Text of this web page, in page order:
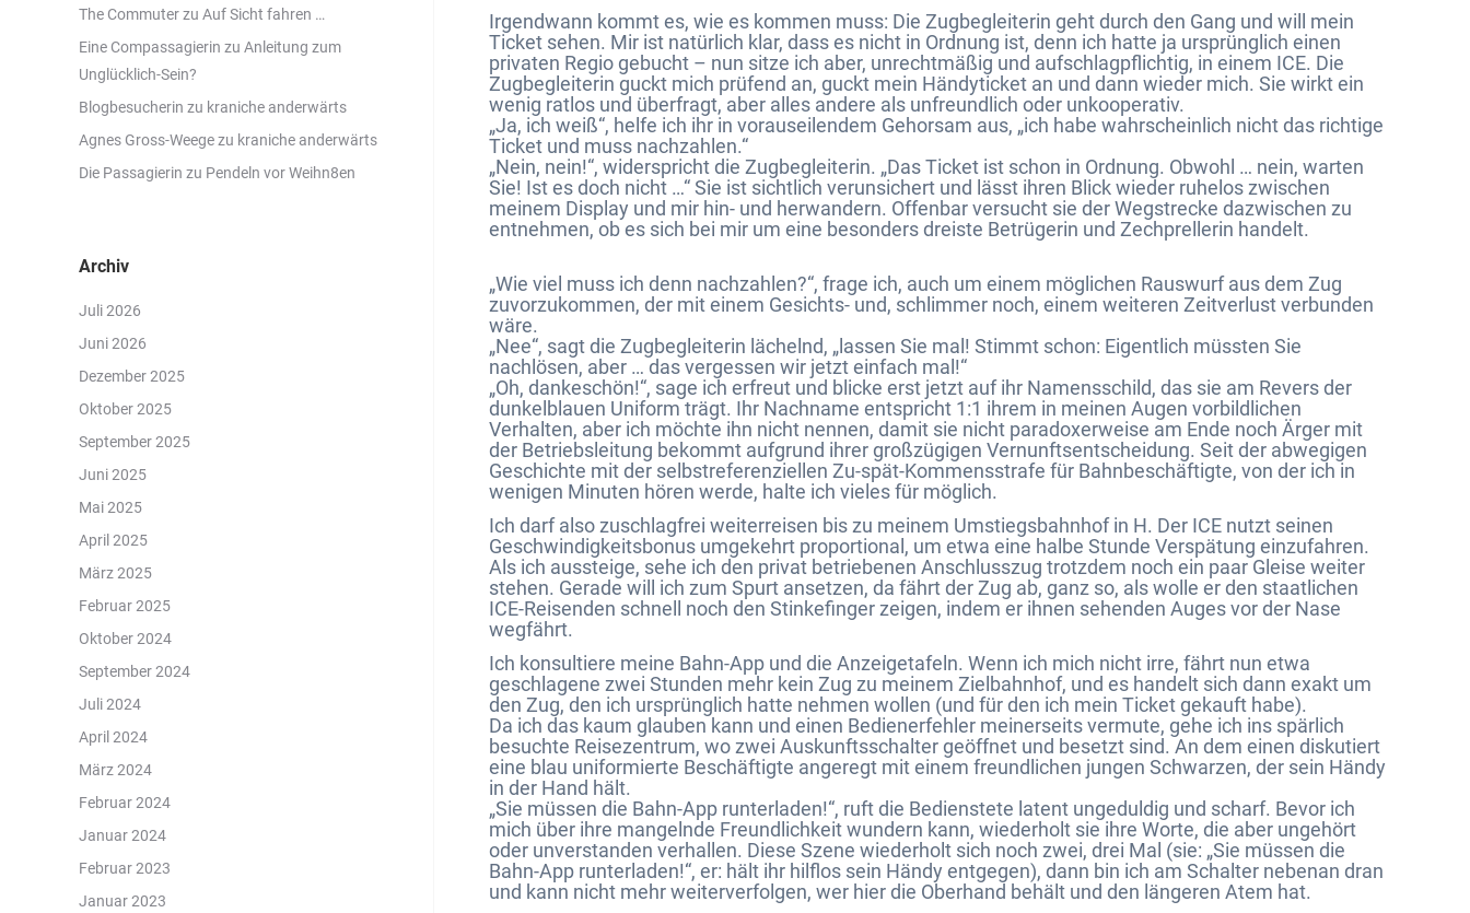
Irgendwann kommt es, wie es kommen muss: Die Zugbegleiterin geht durch den Gang und will mein
Ticket sehen. Mir ist natürlich klar, dass es nicht in Ordnung ist, denn ich hatte ja ursprünglich einen
privaten Regio gebucht – nun sitze ich aber, unrechtmäßig und aufschlagpflichtig, in einem ICE. Die
Zugbegleiterin guckt mich prüfend an, guckt mein Händyticket an und dann wieder mich. Sie wirkt ein
wenig ratlos und überfragt, aber alles andere als unfreundlich oder unkooperativ.
„Ja, ich weiß“, helfe ich ihr in vorauseilendem Gehorsam aus, „ich habe wahrscheinlich nicht das richtige
Ticket und muss nachzahlen.“
„Nein, nein!“, widerspricht die Zugbegleiterin. „Das Ticket ist schon in Ordnung. Obwohl … nein, warten
Sie! Ist es doch nicht …“ Sie ist sichtlich verunsichert und lässt ihren Blick wieder ruhelos zwischen
meinem Display und mir hin- und herwandern. Offenbar versucht sie der Wegstrecke dazwischen zu
entnehmen, ob es sich bei mir um eine besonders dreiste Betrügerin und Zechprellerin handelt.
„Wie viel muss ich denn nachzahlen?“, frage ich, auch um einem möglichen Rauswurf aus dem Zug
zuvorzukommen, der mit einem Gesichts- und, schlimmer noch, einem weiteren Zeitverlust verbunden
wäre.
„Nee“, sagt die Zugbegleiterin lächelnd, „lassen Sie mal! Stimmt schon: Eigentlich müssten Sie
nachlösen, aber … das vergessen wir jetzt einfach mal!“
„Oh, dankeschön!“, sage ich erfreut und blicke erst jetzt auf ihr Namensschild, das sie am Revers der
dunkelblauen Uniform trägt. Ihr Nachname entspricht 1:1 ihrem in meinen Augen vorbildlichen
Verhalten, aber ich möchte ihn nicht nennen, damit sie nicht paradoxerweise am Ende noch Ärger mit
der Betriebsleitung bekommt aufgrund ihrer großzügigen Vernunftsentscheidung. Seit der abwegigen
Geschichte mit der selbstreferenziellen Zu-spät-Kommensstrafe für Bahnbeschäftigte, von der ich in
wenigen Minuten hören werde, halte ich vieles für möglich.
Ich darf also zuschlagfrei weiterreisen bis zu meinem Umstiegsbahnhof in H. Der ICE nutzt seinen
Geschwindigkeitsbonus umgekehrt proportional, um etwa eine halbe Stunde Verspätung einzufahren.
Als ich aussteige, sehe ich den privat betriebenen Anschlusszug trotzdem noch ein paar Gleise weiter
stehen. Gerade will ich zum Spurt ansetzen, da fährt der Zug ab, ganz so, als wolle er den staatlichen
ICE-Reisenden schnell noch den Stinkefinger zeigen, indem er ihnen sehenden Auges vor der Nase
wegfährt.
Ich konsultiere meine Bahn-App und die Anzeigetafeln. Wenn ich mich nicht irre, fährt nun etwa
geschlagene zwei Stunden mehr kein Zug zu meinem Zielbahnhof, und es handelt sich dann exakt um
den Zug, den ich ursprünglich hatte nehmen wollen (und für den ich mein Ticket gekauft habe).
Da ich das kaum glauben kann und einen Bedienerfehler meinerseits vermute, gehe ich ins spärlich
besuchte Reisezentrum, wo zwei Auskunftsschalter geöffnet und besetzt sind. An dem einen diskutiert
eine blau uniformierte Beschäftigte angeregt mit einem freundlichen jungen Schwarzen, der sein Händy
in der Hand hält.
„Sie müssen die Bahn-App runterladen!“, ruft die Bedienstete latent ungeduldig und scharf. Bevor ich
mich über ihre mangelnde Freundlichkeit wundern kann, wiederholt sie ihre Worte, die aber ungehört
oder unverstanden verhallen. Diese Szene wiederholt sich noch zwei, drei Mal (sie: „Sie müssen die
Bahn-App runterladen!“, er: hält ihr hilflos sein Händy entgegen), dann bin ich am Schalter nebenan dran
und kann nicht mehr weiterverfolgen, wer hier die Oberhand behält und den längeren Atem hat.
The Commuterzu Auf Sicht fahren …
Eine Compassagierin zu Anleitung zum
Unglücklich-Sein?
Blogbesucherin zu kraniche anderwärts
Agnes Gross-Weegezu kraniche anderwärts
Die Passagierin zu Pendeln vor Weihn8en
Archiv
Juli 2026
Juni 2026
Dezember 2025
Oktober 2025
September 2025
Juni 2025
Mai 2025
April 2025
März 2025
Februar 2025
Oktober 2024
September 2024
Juli 2024
April 2024
März 2024
Februar 2024
Januar 2024
Februar 2023
Januar 2023